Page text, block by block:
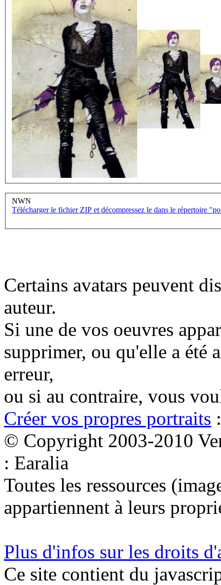
NWN
Télécharger le fichier ZIP et décompressez le dans le répertoire
Certains avatars peuvent
auteur.
Si une de vos oeuvres
supprimer, ou qu'elle a été
erreur,
ou si au contraire, vous
Créer vos propres portraits
© Copyright 2003-2010
: Earalia
Toutes les ressources
appartiennent à leurs
Plus d'infos sur les droits
Ce site contient du